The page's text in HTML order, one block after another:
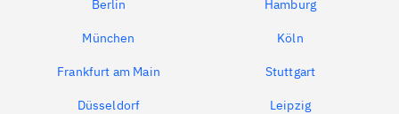
Berlin Hamburg
München Köln
Frankfurt am Main Stuttgart
Düsseldorf Leipzig